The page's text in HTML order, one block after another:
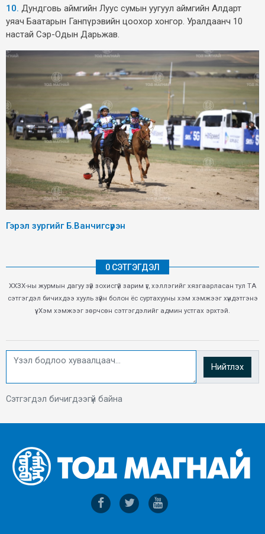
10. Дундговь аймгийн Луус сумын уугуул аймгийн Алдарт
уяач Баатарын Ганпүрэвийн цоохор хонгор. Уралдаанч 10
настай Сэр-Одын Дарьжав.
Гэрэл зургийг Б.Ванчигсүрэн
0 СЭТГЭГДЭЛ
ХХЗХ-ны журмын дагуу зүй зохисгүй зарим үг, хэллэгийг хязгаарласан тул ТА
сэтгэгдэл бичихдээ хууль зүйн болон ёс суртахууны хэм хэмжээг хүндэтгэнэ
үү. Хэм хэмжээг зөрчсөн сэтгэгдэлийг админ устгах эрхтэй.
Нийтлэх
Сэтгэгдэл бичигдээгүй байна